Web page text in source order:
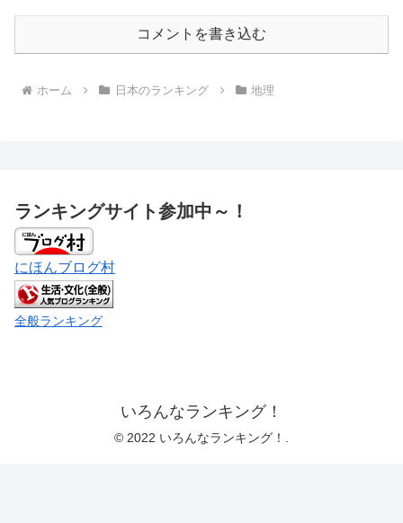
コメントを書き込む
ホーム 日本のランキング 地理
ランキングサイト参加中～！
にほんブログ村
全般ランキング
いろんなランキング！
© 2022 いろんなランキング！.